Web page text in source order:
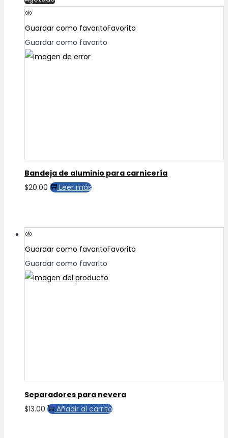
Guardar como favoritoFavorito
Guardar como favorito
Bandeja de aluminio para carnicería
$20.00 Leer más
Guardar como favoritoFavorito
Guardar como favorito
Separadores para nevera
$13.00 Añadir al carrito